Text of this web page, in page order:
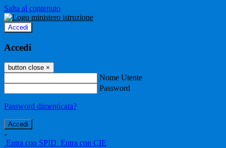
Salta al contenuto
Accedi
Accedi
button close ×
Nome Utente
Password
Password dimenticata?
-
Entra con SPID Entra con CIE